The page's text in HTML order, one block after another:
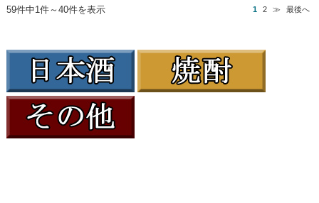
59件中1件～40件を表示 1 2 ≫ 最後へ